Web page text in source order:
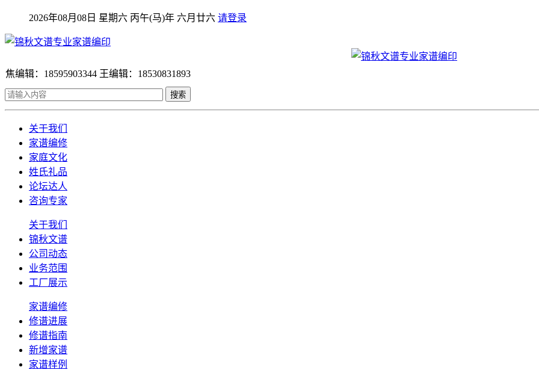
2026年08月08日 星期六 丙午(马)年 六月廿六 请登录
焦编辑：18595903344 王编辑：18530831893
搜索
关于我们
家谱编修
家庭文化
姓氏礼品
论坛达人
咨询专家
关于我们
锦秋文谱
公司动态
业务范围
工厂展示
家谱编修
修谱进展
修谱指南
新增家谱
家谱样例